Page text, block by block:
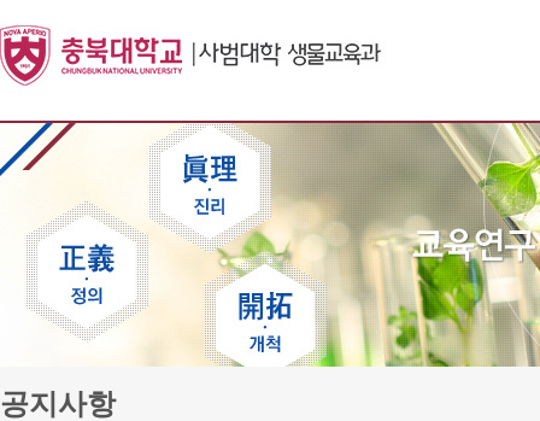
공지사항